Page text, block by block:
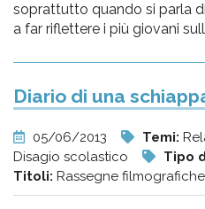
soprattutto quando si parla
a far riflettere i più giovani
Diario di una
05/06/2013 Temi:
Disagio scolastico
Tipo
Titoli: Rassegne filmografiche